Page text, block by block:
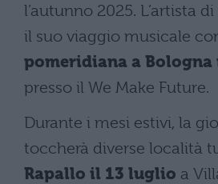
l’autunno 2025. L’artista
il suo viaggio musicale
pomeridiana a
presso il We Make Future.
Durante i mesi estivi, la
toccherà diverse località
Rapallo il 13 luglio a